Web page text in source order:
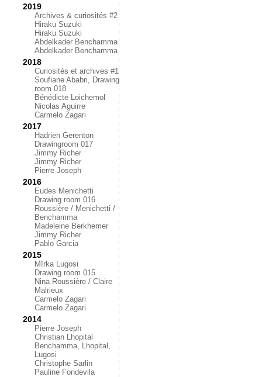
2019
Archives & curiosités #2
Hiraku Suzuki
Hiraku Suzuki
Abdelkader Benchamma
Abdelkader Benchamma
2018
Curiosités et archives #1
Soufiane Ababri, Drawing
room 018
Bénédicte Loichemol
Nicolas Aguirre
Carmelo Zagari
2017
Hadrien Gerenton
Drawingroom 017
Jimmy Richer
Jimmy Richer
Pierre Joseph
2016
Eudes Menichetti
Drawing room 016
Roussière / Menichetti /
Benchamma
Madeleine Berkhemer
Jimmy Richer
Pablo Garcia
2015
Mïrka Lugosi
Drawing room 015
Nina Roussière / Claire
Malrieux
Carmelo Zagari
Carmelo Zagari
2014
Pierre Joseph
Christian Lhopital
Benchamma, Lhopital,
Lugosi
Christophe Sarlin
Pauline Fondevila